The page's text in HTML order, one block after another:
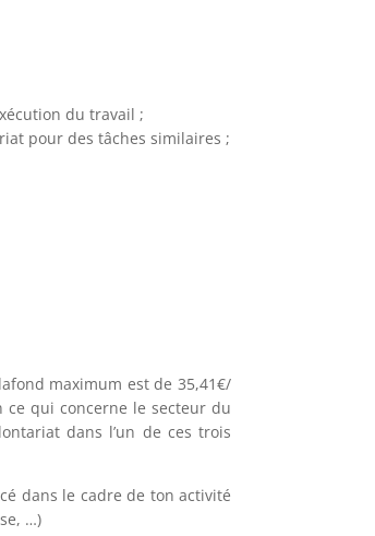
du travail ;
pour des tâches similaires ;
maximum est de 35,41€/
qui concerne le secteur du
dans l’un de ces trois
dans le cadre de ton activité
…)